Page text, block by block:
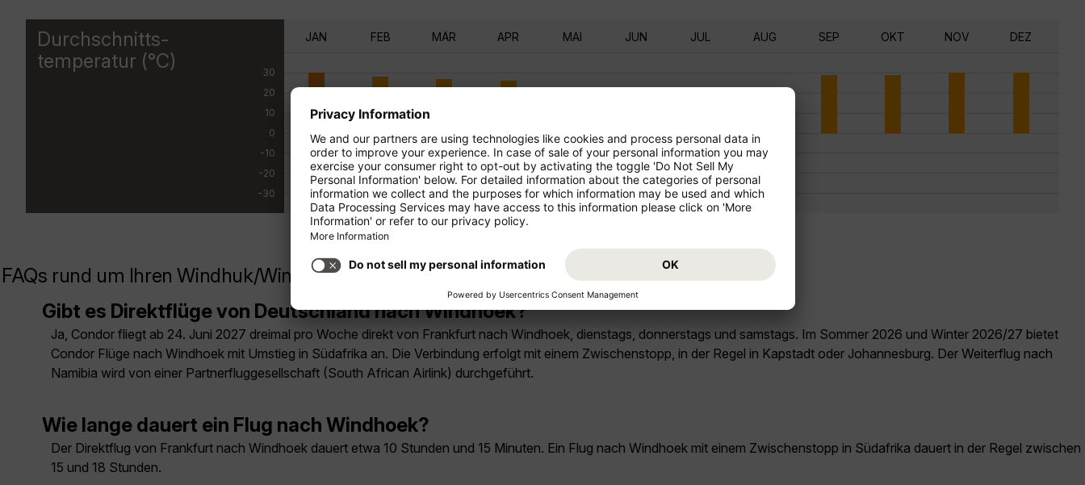
Durchschnitts-
temperatur (°C)
30
20
10
0
-10
-20
-30
JAN FEB MÄR APR MAI JUN JUL AUG SEP OKT NOV DEZ
FAQs rund um Ihren Windhuk/Windhoek Flug
Gibt es Direktflüge von Deutschland nach Windhoek?
Ja, Condor fliegt ab 24. Juni 2027 dreimal pro Woche direkt von Frankfurt nach Windhoek, dienstags, donnerstags und samstags. Im Sommer 2026 und Winter 2026/27 bietet
Condor Flüge nach Windhoek mit Umstieg in Südafrika an. Die Verbindung erfolgt mit einem Zwischenstopp, in der Regel in Kapstadt oder Johannesburg. Der Weiterflug nach
Namibia wird von einer Partnerfluggesellschaft (South African Airlink) durchgeführt.
Wie lange dauert ein Flug nach Windhoek?
Der Direktflug von Frankfurt nach Windhoek dauert etwa 10 Stunden und 15 Minuten. Ein Flug nach Windhoek mit einem Zwischenstopp in Südafrika dauert in der Regel zwischen
15 und 18 Stunden.